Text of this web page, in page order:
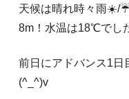
天候は晴れ時々雨☀️/
8m！水温は18℃でし
前日にアドバンス1日
(^_^)v